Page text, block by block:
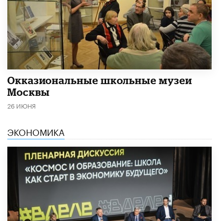
​Окказиональные школьные музеи
Москвы
26 ИЮНЯ
ЭКОНОМИКА